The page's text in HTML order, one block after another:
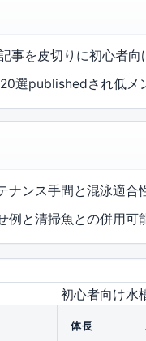
事を皮切りに初心者
選publishedされ低メ
ナンス手間と混泳適合
例と清掃魚との併用可
初心者向け水
体長